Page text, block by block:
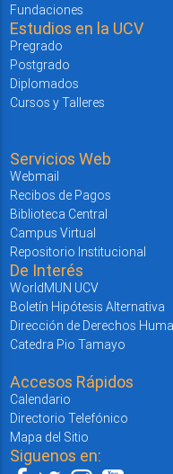
Fundaciones
Estudios en la UCV
Pregrado
Postgrado
Diplomados
Cursos y Talleres
Servicios Web
Webmail
Recibos de Pagos
Biblioteca Central
Campus Virtual
Repositorio Institucional
De Interés
WorldMUN UCV
Boletín Hipótesis Alternativa
Dirección de Derechos
Catedra Pio Tamayo
Accesos Rápidos
Calendario
Directorio Telefónico
Mapa del Sitio
Siguenos en: